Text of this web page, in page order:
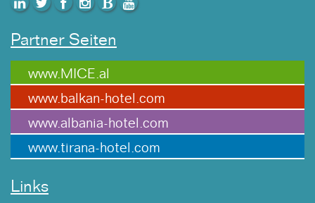
Partner Seiten
www.MICE.al
www.balkan-hotel.com
www.albania-hotel.com
www.tirana-hotel.com
Links